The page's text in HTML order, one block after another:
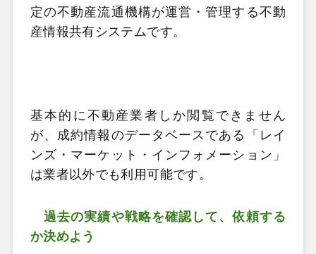
定の不動産流通機構が運営・管理する不動
産情報共有システムです。
基本的に不動産業者しか閲覧できません
が、成約情報のデータベースである「レイ
ンズ・マーケット・インフォメーション」
は業者以外でも利用可能です。
過去の実績や戦略を確認して、依頼する
か決めよう